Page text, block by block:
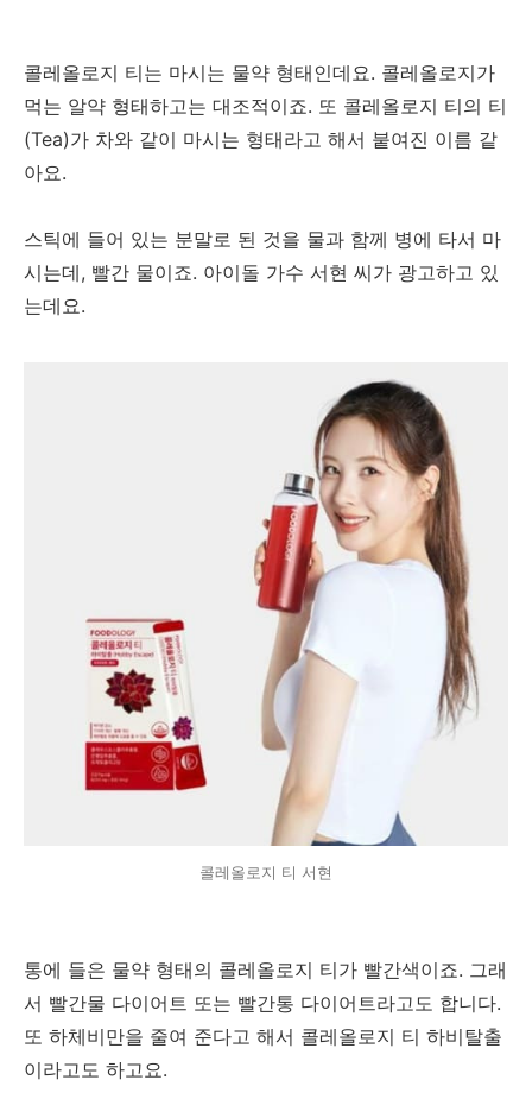
콜레올로지 티는 마시는 물약 형태인데요. 콜레올로지가
먹는 알약 형태하고는 대조적이죠. 또 콜레올로지 티의 티
(Tea)가 차와 같이 마시는 형태라고 해서 붙여진 이름 같
아요.
스틱에 들어 있는 분말로 된 것을 물과 함께 병에 타서 마
시는데, 빨간 물이죠. 아이돌 가수 서현 씨가 광고하고 있
는데요.
콜레올로지 티 서현
통에 들은 물약 형태의 콜레올로지 티가 빨간색이죠. 그래
서 빨간물 다이어트 또는 빨간통 다이어트라고도 합니다.
또 하체비만을 줄여 준다고 해서 콜레올로지 티 하비탈출
이라고도 하고요.